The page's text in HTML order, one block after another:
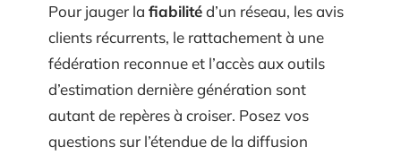
Pour jauger la fiabilitéd’un réseau, les avis
clients récurrents, le rattachement à une
fédération reconnue et l’accès aux outils
d’estimation dernière génération sont
autant de repères à croiser. Posez vos
questions sur l’étendue de la diffusion